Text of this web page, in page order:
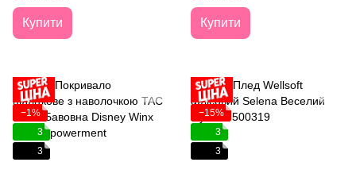
Купити Купити
−1%
3
3
−15%
3
3